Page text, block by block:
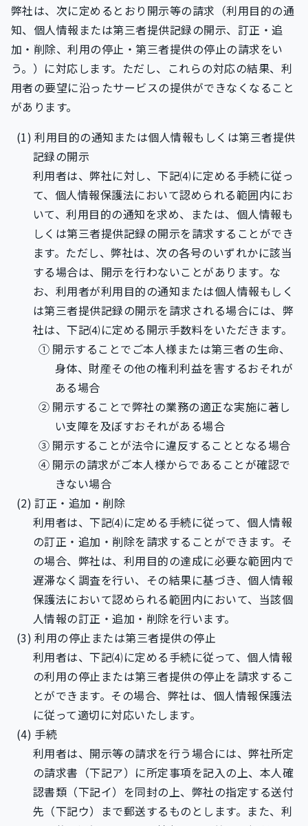
弊社は、次に定めるとおり開示等の請求（利用目的の通
知、個人情報または第三者提供記録の開示、訂正・追
加・削除、利用の停止・第三者提供の停止の請求をい
う。）に対応します。ただし、これらの対応の結果、利
用者の要望に沿ったサービスの提供ができなくなること
があります。
利用目的の通知または個人情報もしくは第三者提供
記録の開示
利用者は、弊社に対し、下記⑷に定める手続に従っ
て、個人情報保護法において認められる範囲内にお
いて、利用目的の通知を求め、または、個人情報も
しくは第三者提供記録の開示を請求することができ
ます。ただし、弊社は、次の各号のいずれかに該当
する場合は、開示を行わないことがあります。な
お、利用者が利用目的の通知または個人情報もしく
は第三者提供記録の開示を請求される場合には、弊
社は、下記⑷に定める開示手数料をいただきます。
開示することでご本人様または第三者の生命、
身体、財産その他の権利利益を害するおそれが
ある場合
開示することで弊社の業務の適正な実施に著し
い支障を及ぼすおそれがある場合
開示することが法令に違反することとなる場合
開示の請求がご本人様からであることが確認で
きない場合
訂正・追加・削除
利用者は、下記⑷に定める手続に従って、個人情報
の訂正・追加・削除を請求することができます。そ
の場合、弊社は、利用目的の達成に必要な範囲内で
遅滞なく調査を行い、その結果に基づき、個人情報
保護法において認められる範囲内において、当該個
人情報の訂正・追加・削除を行います。
利用の停止または第三者提供の停止
利用者は、下記⑷に定める手続に従って、個人情報
の利用の停止または第三者提供の停止を請求するこ
とができます。その場合、弊社は、個人情報保護法
に従って適切に対応いたします。
手続
利用者は、開示等の請求を行う場合には、弊社所定
の請求書（下記ア）に所定事項を記入の上、本人確
認書類（下記イ）を同封の上、弊社の指定する送付
先（下記ウ）まで郵送するものとします。また、利